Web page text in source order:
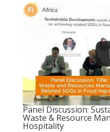
Panel Discussion:
Waste & Resource
Hospitality